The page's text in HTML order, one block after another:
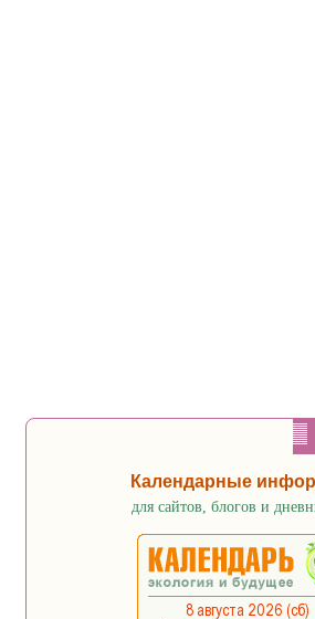
Календарные
для сайтов, блогов и